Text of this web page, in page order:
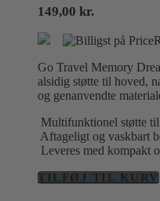
149,00 kr.
Go Travel Memory
alsidig støtte til hoved,
og genanvendte
Multifunktionel støtte
Aftageligt og vaskbart
Leveres med kompakt
TILFØJ TIL KURV